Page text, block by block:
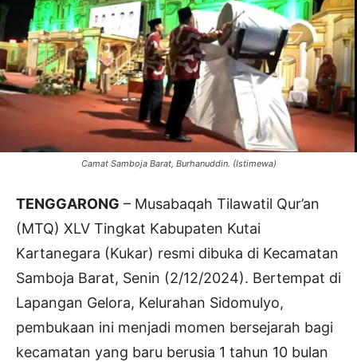
Camat Samboja Barat, Burhanuddin. (Istimewa)
TENGGARONG – Musabaqah Tilawatil Qur’an
(MTQ) XLV Tingkat Kabupaten Kutai
Kartanegara (Kukar) resmi dibuka di Kecamatan
Samboja Barat, Senin (2/12/2024). Bertempat di
Lapangan Gelora, Kelurahan Sidomulyo,
pembukaan ini menjadi momen bersejarah bagi
kecamatan yang baru berusia 1 tahun 10 bulan